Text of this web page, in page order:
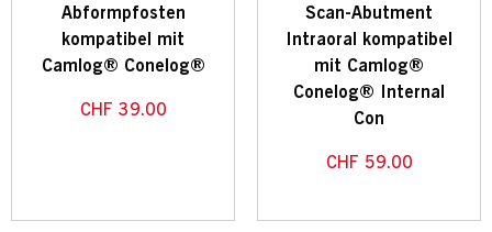
Abformpfosten
kompatibel mit
Camlog® Conelog®
CHF 39.00
Scan-Abutment
Intraoral kompatibel
mit Camlog®
Conelog® Internal
Con
CHF 59.00